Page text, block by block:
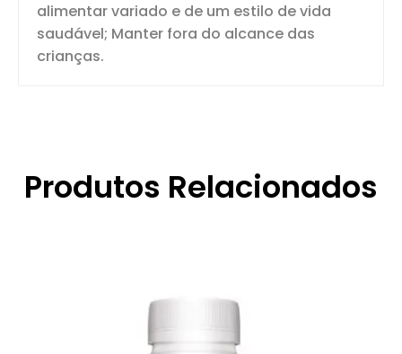
alimentar variado e de um estilo de vida
saudável; Manter fora do alcance das
crianças.
Produtos Relacionados